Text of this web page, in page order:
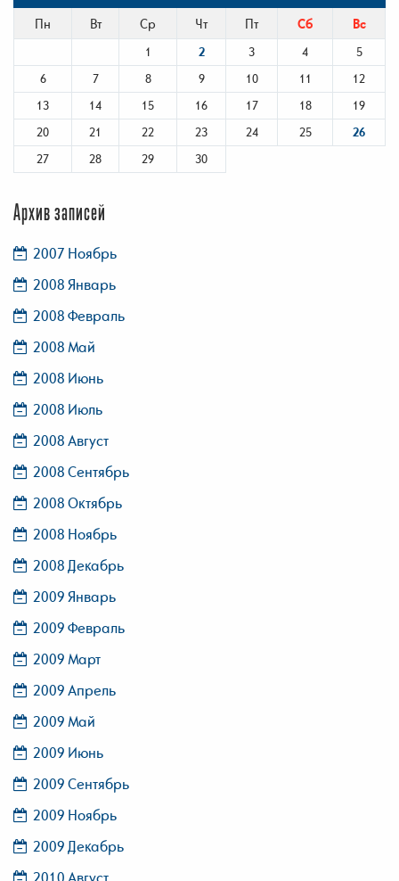
Пн
Вт Ср Чт Пт Сб Вс
1 2 3 4
5
6
7 8 9 10 11
12
13
14 15 16 17 18
19
20
21 22 23 24 25
26
27
28 29 30
Архив записей
2007 Ноябрь
2008 Январь
2008 Февраль
2008 Май
2008 Июнь
2008 Июль
2008 Август
2008 Сентябрь
2008 Октябрь
2008 Ноябрь
2008 Декабрь
2009 Январь
2009 Февраль
2009 Март
2009 Апрель
2009 Май
2009 Июнь
2009 Сентябрь
2009 Ноябрь
2009 Декабрь
2010 Август